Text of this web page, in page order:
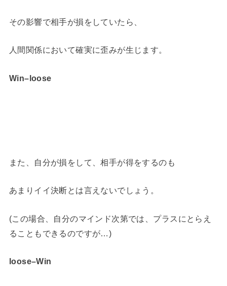
その影響で相手が損をしていたら、
人間関係において確実に歪みが生じます。
Win–loose
また、自分が損をして、相手が得をするのも
あまりイイ決断とは言えないでしょう。
(この場合、自分のマインド次第では、プラスにとらえ
ることもできるのですが…)
loose–Win